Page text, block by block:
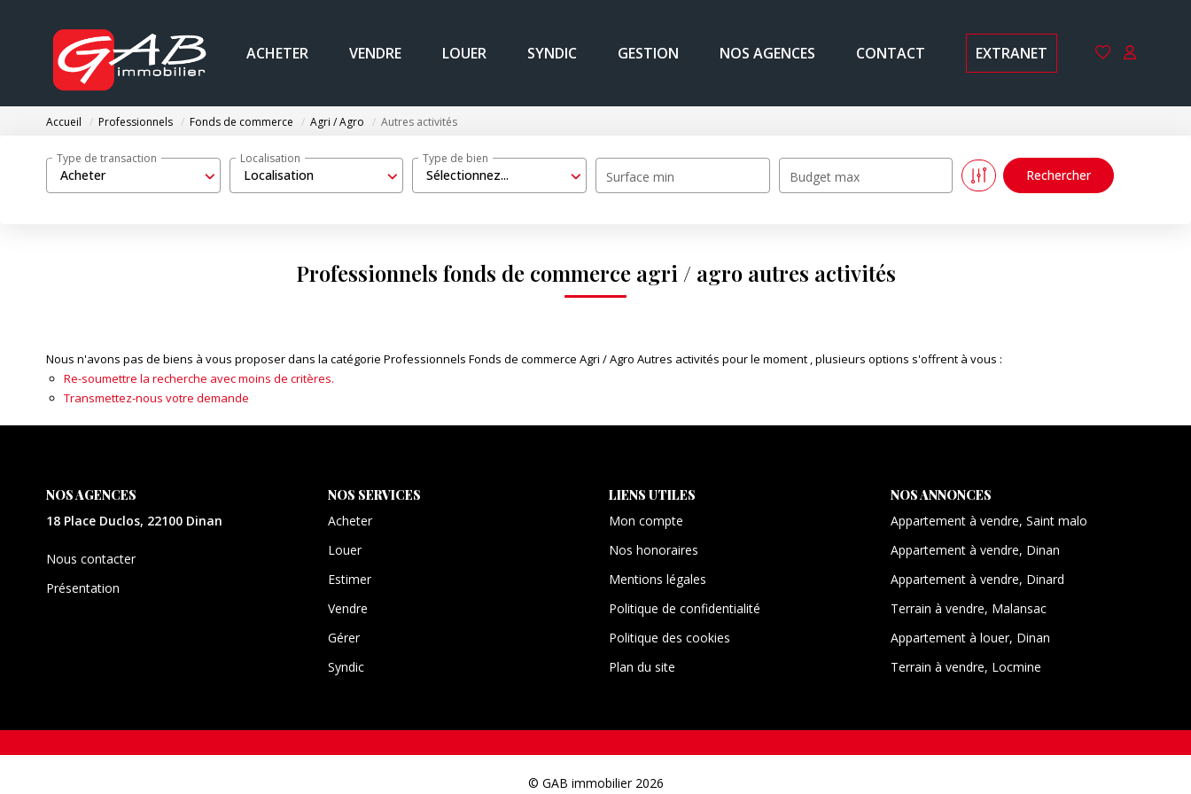
ACHETER VENDRE LOUER SYNDIC GESTION NOS AGENCES CONTACT EXTRANET
Accueil Professionnels Fonds de commerce Agri / Agro Autres activités
Acheter
Type de transaction
Localisation
Localisation
Sélectionnez...
Type de bien
Surface min Budget max
Professionnels fonds de commerce agri / agro autres activités
Nous n'avons pas de biens à vous proposer dans la catégorie Professionnels Fonds de commerce Agri / Agro Autres activités pour le moment , plusieurs options s'offrent à vous :
Re-soumettre la recherche avec moins de critères.
Transmettez-nous votre demande
NOS AGENCES
18 Place Duclos, 22100 Dinan
Nous contacter
Présentation
NOS SERVICES
Acheter
Louer
Estimer
Vendre
Gérer
Syndic
LIENS UTILES
Mon compte
Nos honoraires
Mentions légales
Politique de confidentialité
Politique des cookies
Plan du site
NOS ANNONCES
Appartement à vendre, Saint malo
Appartement à vendre, Dinan
Appartement à vendre, Dinard
Terrain à vendre, Malansac
Appartement à louer, Dinan
Terrain à vendre, Locmine
© GAB immobilier 2026